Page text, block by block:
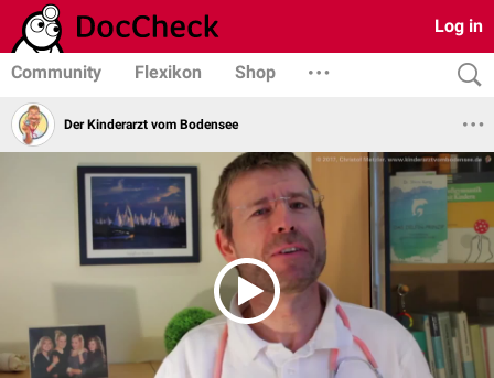
Log in
Community Flexikon Shop
Der Kinderarzt vom Bodensee